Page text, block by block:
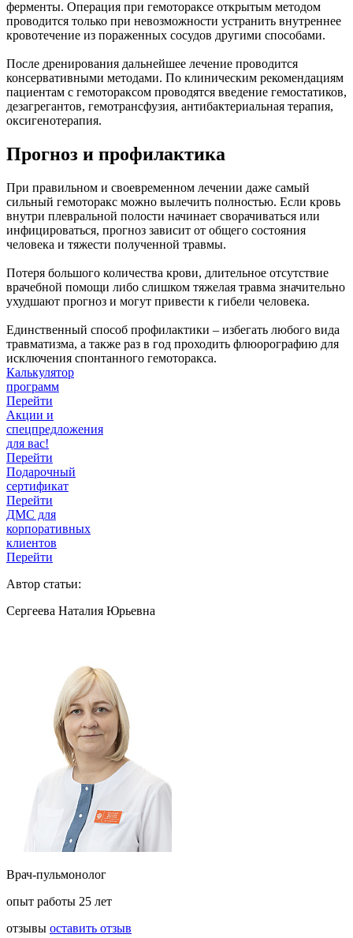
ферменты. Операция при гемотораксе открытым методом
проводится только при невозможности устранить внутреннее
кровотечение из пораженных сосудов другими способами.
После дренирования дальнейшее лечение проводится
консервативными методами. По клиническим рекомендациям
пациентам с гемотораксом проводятся введение гемостатиков,
дезагрегантов, гемотрансфузия, антибактериальная терапия,
оксигенотерапия.
Прогноз и профилактика
При правильном и своевременном лечении даже самый
сильный гемоторакс можно вылечить полностью. Если кровь
внутри плевральной полости начинает сворачиваться или
инфицироваться, прогноз зависит от общего состояния
человека и тяжести полученной травмы.
Потеря большого количества крови, длительное отсутствие
врачебной помощи либо слишком тяжелая травма значительно
ухудшают прогноз и могут привести к гибели человека.
Единственный способ профилактики – избегать любого вида
травматизма, а также раз в год проходить флюорографию для
исключения спонтанного гемоторакса.
Калькулятор
программ
Перейти
Акции и
спецпредложения
для вас!
Перейти
Подарочный
сертификат
Перейти
ДМС для
корпоративных
клиентов
Перейти
Автор статьи:
Сергеева Наталия Юрьевна
Врач-пульмонолог
опыт работы 25 лет
отзывы оставить отзыв